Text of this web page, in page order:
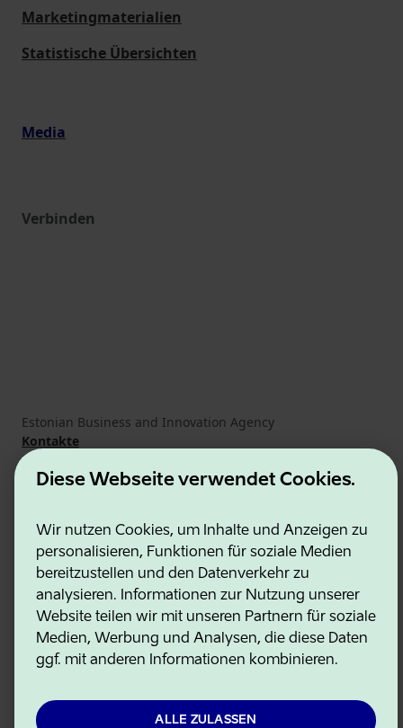
Diese Webseite verwendet Cookies.
Wir nutzen Cookies, um Inhalte und Anzeigen zu
personalisieren, Funktionen für soziale Medien
bereitzustellen und den Datenverkehr zu
analysieren. Informationen zur Nutzung unserer
Website teilen wir mit unseren Partnern für soziale
Medien, Werbung und Analysen, die diese Daten
ggf. mit anderen Informationen kombinieren.
ALLE ZULASSEN
Marketingmaterialien
Statistische Übersichten
Media
Verbinden
Estonian Business and Innovation Agency
Kontakte
Kooperationspartner
Nutzungsbedingungen